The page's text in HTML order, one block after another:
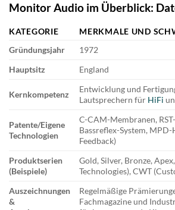
Monitor Audio im Überblick:
KATEGORIE
MERKMALE UND
Gründungsjahr
1972
Hauptsitz
England
Kernkompetenz
Entwicklung und
Lautsprechern für HiFi
Patente/Eigene
Technologien
C-CAM-Membranen,
Bassreflex-System,
Feedback)
Produktserien
(Beispiele)
Gold, Silver, Bronze,
Technologies), CWT
Auszeichnungen
&
Regelmäßige
Fachmagazine und